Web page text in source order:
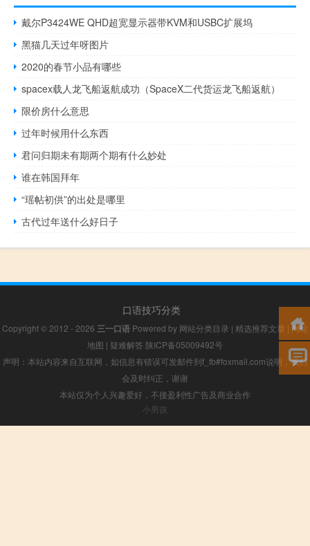
戴尔P3424WE QHD超宽显示器带KVM和USBC扩展坞
黑猫几天过年呀图片
2020的春节小品有哪些
spacex载人龙飞船返航成功（SpaceX二代货运龙飞船返航）
限价房什么意思
过年时候用什么东西
君问归期未有期两个期有什么妙处
谁在韩国拜年
“瑶帖初供”的出处是哪里
古代过年送什么好日子
口语技巧分类
Copyright © 2012 - 2026 三一口语 Powered by 网站分类目录 | 精选推荐文章 |网站
地图 | 疑难解答 陕ICP备05009492号
声明：本站内容来自互联网，如信息有错误可发邮件到f_fb#foxmail.com说明，我们
会及时纠正，谢谢
本站仅为个人兴趣爱好，不接盈利性广告及商业合作
小男孩